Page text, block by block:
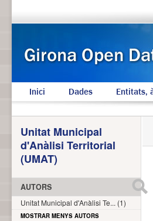
Inici Dades Entitats,
Unitat Municipal
d'Anàlisi Territorial
(UMAT)
AUTORS
Unitat Municipal d'Anàlisi Te... (1)
MOSTRAR MENYS AUTORS